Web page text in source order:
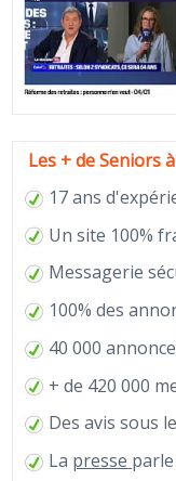
Les + de Seniors
17 ans
Un site 100%
Messagerie
100% des
40 000
+ de 420 000
Des avis sous
La presse